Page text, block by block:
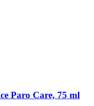
Paro Care, 75 ml